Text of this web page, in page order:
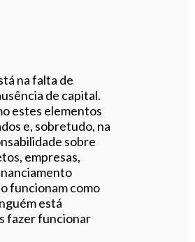
na falta de
de capital.
estes elementos
e, sobretudo, na
sobre
empresas,
funcionam como
está
fazer funcionar